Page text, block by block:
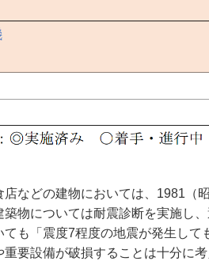
などの建物においては、1981（
物については耐震診断を実施し
も「震度7程度の地震が発生し
要設備が破損することは十分に